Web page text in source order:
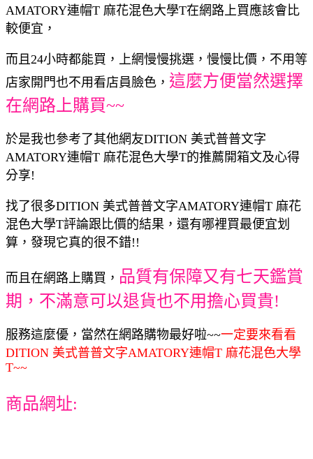
AMATORY連帽T 麻花混色大學T在網路上買應該會比
較便宜，
而且24小時都能買，上網慢慢挑選，慢慢比價，不用等
店家開門也不用看店員臉色， 這麼方便當然選擇
在網路上購買~~
於是我也參考了其他網友DITION 美式普普文字
AMATORY連帽T 麻花混色大學T的推薦開箱文及心得
分享!
找了很多DITION 美式普普文字AMATORY連帽T 麻花
混色大學T評論跟比價的結果，還有哪裡買最便宜划
算，發現它真的很不錯!!
而且在網路上購買， 品質有保障又有七天鑑賞
期，不滿意可以退貨也不用擔心買貴!
服務這麼優，當然在網路購物最好啦~~一定要來看看
DITION 美式普普文字AMATORY連帽T 麻花混色大學
T~~
商品網址: